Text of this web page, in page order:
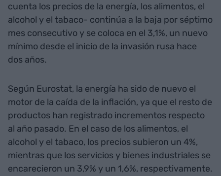
cuenta los precios de la energía, los alimentos, el
alcohol y el tabaco- continúa a la baja por séptimo
mes consecutivo y se coloca en el 3,1%, un nuevo
mínimo desde el inicio de la invasión rusa hace
dos años.
Según Eurostat, la energía ha sido de nuevo el
motor de la caída de la inflación, ya que el resto de
productos han registrado incrementos respecto
al año pasado. En el caso de los alimentos, el
alcohol y el tabaco, los precios subieron un 4%,
mientras que los servicios y bienes industriales se
encarecieron un 3,9% y un 1,6%, respectivamente.